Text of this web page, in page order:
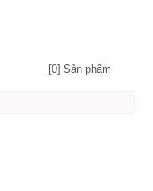
[0] Sản phẩm